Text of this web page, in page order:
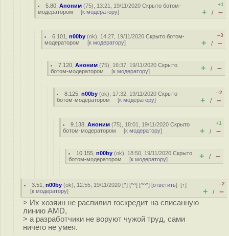
5.80 ,Аноним (75), 13:21, 19/11/2020Скрыто ботом-
модератором [к модератору]
+1
+ / –
6.101 ,n00by (ok), 14:27, 19/11/2020Скрыто ботом-
модератором [к модератору]
–3
+ / –
7.120 ,Аноним (75), 16:37, 19/11/2020Скрыто
ботом-модератором [к модератору] + / –
8.125 ,n00by (ok), 17:32, 19/11/2020Скрыто
ботом-модератором [к модератору]
–2
+ / –
9.138 ,Аноним (75), 18:01, 19/11/2020Скрыто
ботом-модератором [к модератору]
+1
+ / –
10.155 ,n00by (ok), 18:50, 19/11/2020Скрыто
ботом-модератором [к модератору] + / –
3.51 ,n00by (ok), 12:55, 19/11/2020 [^] [^^] [^^^] [ответить][↑]
[к модератору]
–2
+ / –
> Их хозяин не распилил госкредит на списанную
линию AMD,
> а разработчики не воруют чужой труд, сами
ничего не умея.